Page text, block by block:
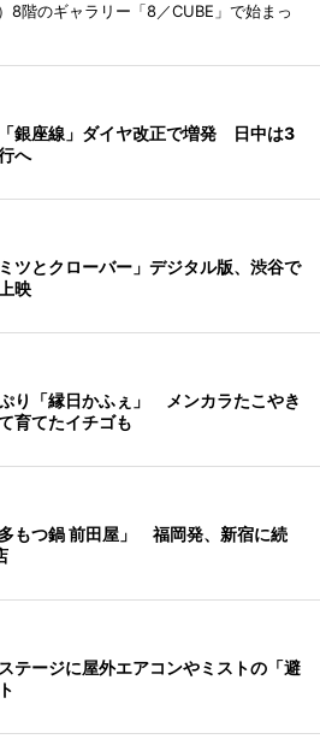
8階のギャラリー「8／CUBE」で始まっ
銀座線」ダイヤ改正で増発 日中は3
へ
ツとクローバー」デジタル版、渋谷で
映
り「縁日かふぇ」 メンカラたこやき
育てたイチゴも
もつ鍋 前田屋」 福岡発、新宿に続
テージに屋外エアコンやミストの「避